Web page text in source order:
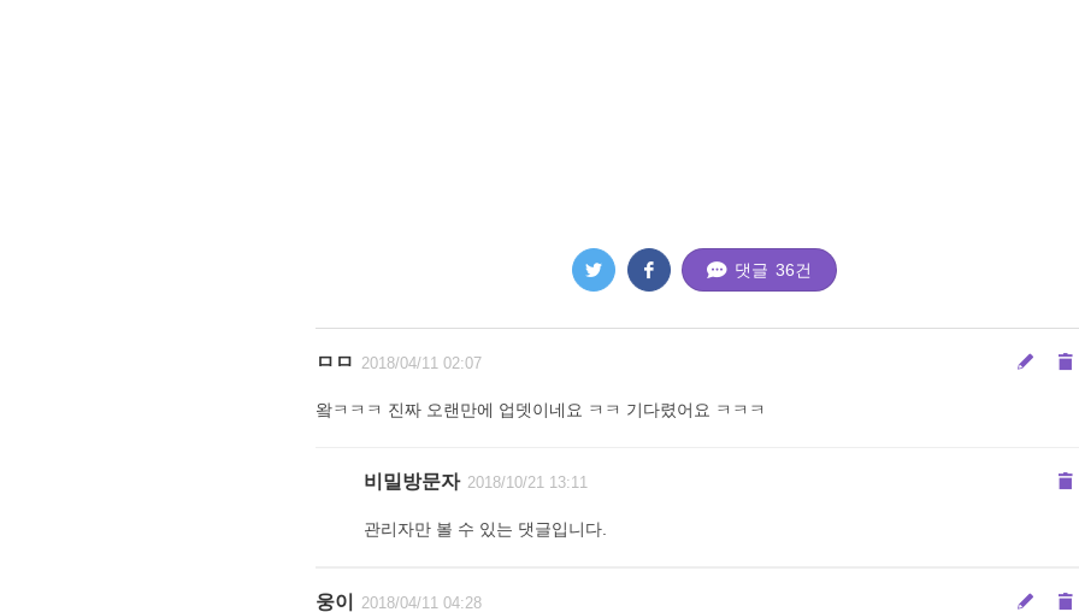
댓글 36건
ㅁㅁ 2018/04/11 02:07
왘ㅋㅋㅋ 진짜 오랜만에 업뎃이네요 ㅋㅋ 기다렸어요 ㅋㅋㅋ
비밀방문자 2018/10/21 13:11
관리자만 볼 수 있는 댓글입니다.
웅이 2018/04/11 04:28